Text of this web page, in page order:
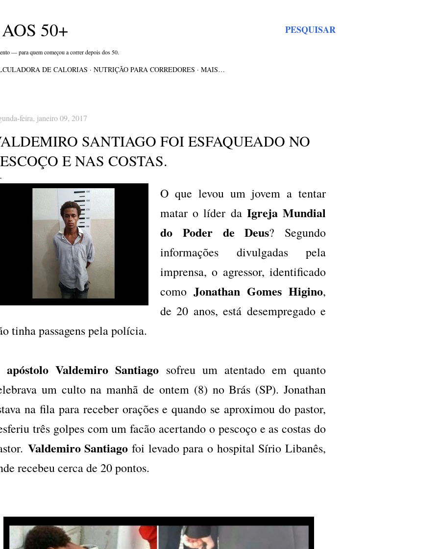
PESQUISAR
50+
— para quem começou a correr depois dos 50.
DE CALORIAS NUTRIÇÃO PARA CORREDORES MAIS…
feira, janeiro 09, 2017
SANTIAGO FOI ESFAQUEADO NO
E NAS COSTAS.
O que levou um jovem a tentar
matar o líder da Igreja Mundial
do Poder de Deus? Segundo
informações divulgadas pela
imprensa, o agressor, identificado
como Jonathan Gomes Higino,
de 20 anos, está desempregado e
tinha passagens pela polícia.
apóstolo Valdemiro Santiago sofreu um atentado em quanto
um culto na manhã de ontem (8) no Brás (SP). Jonathan
na fila para receber orações e quando se aproximou do pastor,
três golpes com um facão acertando o pescoço e as costas do
Valdemiro Santiago foi levado para o hospital Sírio Libanês,
recebeu cerca de 20 pontos.